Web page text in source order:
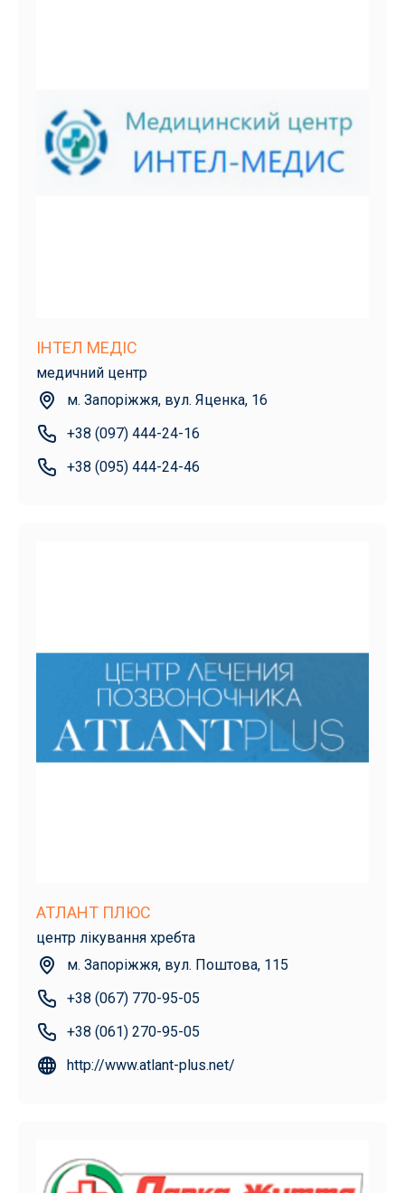
ІНТЕЛ МЕДІС
медичний центр
м. Запоріжжя, вул. Яценка, 16
+38 (097) 444-24-16
+38 (095) 444-24-46
АТЛАНТ ПЛЮС
центр лікування хребта
м. Запоріжжя, вул. Поштова, 115
+38 (067) 770-95-05
+38 (061) 270-95-05
http://www.atlant-plus.net/